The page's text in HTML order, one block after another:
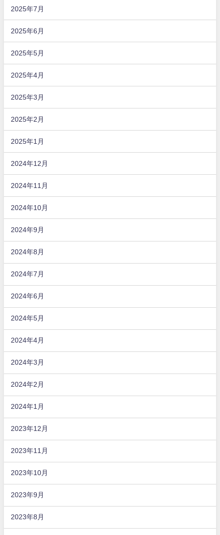
2025年7月
2025年6月
2025年5月
2025年4月
2025年3月
2025年2月
2025年1月
2024年12月
2024年11月
2024年10月
2024年9月
2024年8月
2024年7月
2024年6月
2024年5月
2024年4月
2024年3月
2024年2月
2024年1月
2023年12月
2023年11月
2023年10月
2023年9月
2023年8月